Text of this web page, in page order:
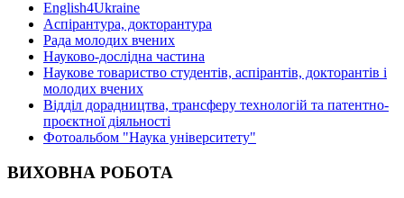
English4Ukraine
Аспірантура, докторантура
Рада молодих вчених
Науково-дослідна частина
Наукове товариство студентів, аспірантів, докторантів і
молодих вчених
Відділ дорадництва, трансферу технологій та патентно-
проєктної діяльності
Фотоальбом "Наука університету"
ВИХОВНА РОБОТА